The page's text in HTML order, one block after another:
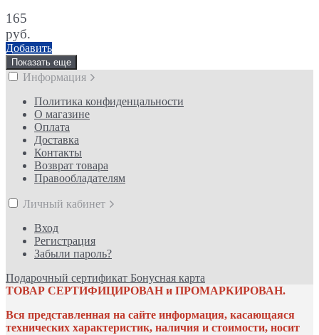
165
руб.
Добавить
Показать еще
Информация
Политика конфиденцальности
О магазине
Оплата
Доставка
Контакты
Возврат товара
Правообладателям
Личный кабинет
Вход
Регистрация
Забыли пароль?
Подарочный сертификат Бонусная карта
ТОВАР СЕРТИФИЦИРОВАН и ПРОМАРКИРОВАН.
Вся представленная на сайте информация, касающаяся
технических характеристик, наличия и стоимости, носит